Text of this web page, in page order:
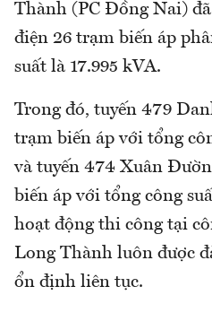
Thành (PC Đồng Nai)
điện 26 trạm biến áp
suất là 17.995 kVA.
Trong đó, tuyến 479
trạm biến áp với tổng
và tuyến 474 Xuân
biến áp với tổng công
hoạt động thi công tại
Long Thành luôn được
ổn định liên tục.